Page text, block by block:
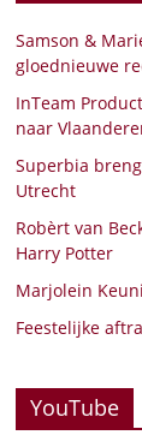
Samson &
gloednieuwe
InTeam
naar
Superbia
Utrecht
Robèrt van
Harry Potter
Marjolein
Feestelijke
YouTube